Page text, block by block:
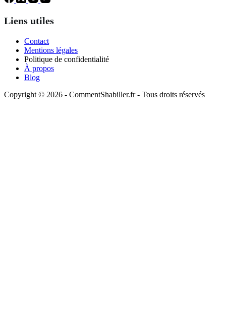
Liens utiles
Contact
Mentions légales
Politique de confidentialité
À propos
Blog
Copyright © 2026 - CommentShabiller.fr - Tous droits réservés